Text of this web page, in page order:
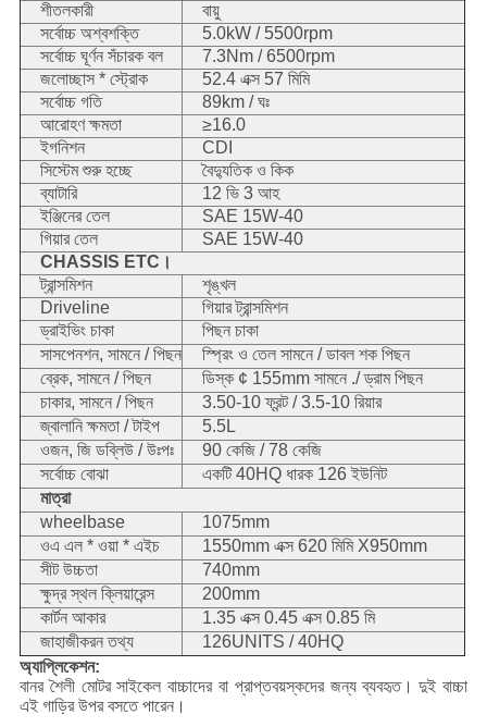
শীতলকারী
বায়ু
সর্বোচ্চ অশ্বশক্তি
5.0kW / 5500rpm
সর্বোচ্চ ঘূর্ণন সঁচারক বল
7.3Nm / 6500rpm
জলোচ্ছাস * স্ট্রোক
52.4 এক্স 57 মিমি
সর্বোচ্চ গতি
89km / ঘঃ
আরোহণ ক্ষমতা
≥16.0
ইগনিশন
CDI
সিস্টেম শুরু হচ্ছে
বৈদ্যুতিক ও কিক
ব্যাটারি
12 ভি 3 আহ
ইঞ্জিনের তেল
SAE 15W-40
গিয়ার তেল
SAE 15W-40
CHASSIS ETC।
ট্রান্সমিশন
শৃঙ্খল
Driveline
গিয়ার ট্রান্সমিশন
ড্রাইভিং চাকা
পিছন চাকা
সাসপেনশন, সামনে / পিছন
স্প্রিং ও তেল সামনে / ডাবল শক পিছন
ব্রেক, সামনে / পিছন
ডিস্ক ¢ 155mm সামনে ./ ড্রাম পিছন
চাকার, সামনে / পিছন
3.50-10 ফ্রন্ট / 3.5-10 রিয়ার
জ্বালানি ক্ষমতা / টাইপ
5.5L
ওজন, জি ডব্লিউ / উঃপঃ
90 কেজি / 78 কেজি
সর্বোচ্চ বোঝা
একটি 40HQ ধারক 126 ইউনিট
মাত্রা
wheelbase
1075mm
ওএ এল * ওয়া * এইচ
1550mm এক্স 620 মিমি X950mm
সীট উচ্চতা
740mm
ক্ষুদ্র স্থল ক্লিয়ারেন্স
200mm
কার্টন আকার
1.35 এক্স 0.45 এক্স 0.85 মি
জাহাজীকরন তথ্য
126UNITS / 40HQ
অ্যাপ্লিকেশন:
বানর শৈলী মোটর সাইকেল বাচ্চাদের বা প্রাপ্তবয়স্কদের জন্য ব্যবহৃত। দুই বাচ্চা
এই গাড়ির উপর বসতে পারেন।